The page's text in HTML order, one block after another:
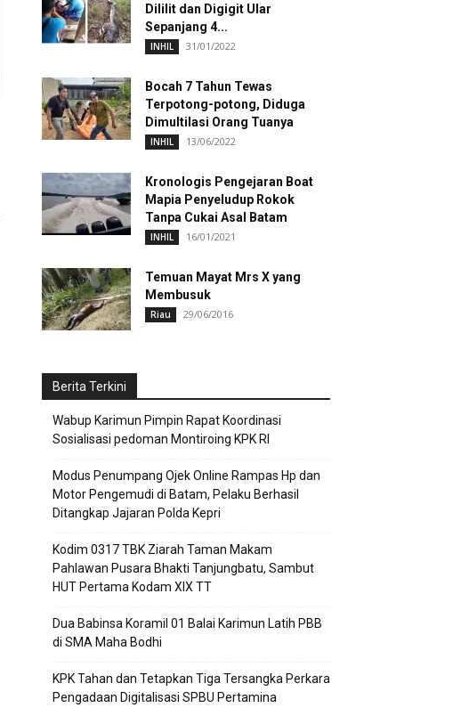
Dililit dan Digigit Ular
Sepanjang 4...
INHIL 31/01/2022
Bocah 7 Tahun Tewas
Terpotong-potong, Diduga
Dimultilasi Orang Tuanya
INHIL 13/06/2022
Kronologis Pengejaran Boat
Mapia Penyeludup Rokok
Tanpa Cukai Asal Batam
INHIL 16/01/2021
Temuan Mayat Mrs X yang
Membusuk
Riau 29/06/2016
Berita Terkini
Wabup Karimun Pimpin Rapat Koordinasi
Sosialisasi pedoman Montiroing KPK RI
Modus Penumpang Ojek Online Rampas Hp dan
Motor Pengemudi di Batam, Pelaku Berhasil
Ditangkap Jajaran Polda Kepri
Kodim 0317 TBK Ziarah Taman Makam
Pahlawan Pusara Bhakti Tanjungbatu, Sambut
HUT Pertama Kodam XIX TT
Dua Babinsa Koramil 01 Balai Karimun Latih PBB
di SMA Maha Bodhi
KPK Tahan dan Tetapkan Tiga Tersangka Perkara
Pengadaan Digitalisasi SPBU Pertamina